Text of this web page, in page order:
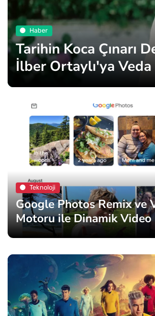
Haber
Tarihin Koca Çınarı
İlber Ortaylı'ya Veda
Teknoloji
Google Photos Remix ve
Motoru ile Dinamik Video